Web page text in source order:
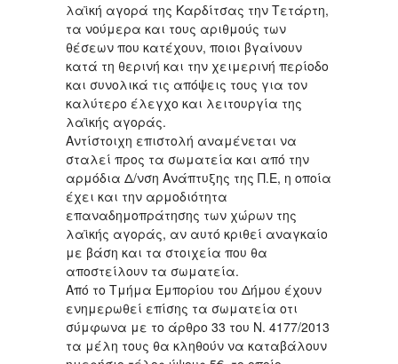
λαϊκή αγορά της Καρδίτσας την Τετάρτη,
τα νούμερα και τους αριθμούς των
θέσεων που κατέχουν, ποιοι βγαίνουν
κατά τη θερινή και την χειμερινή περίοδο
και συνολικά τις απόψεις τους για τον
καλύτερο έλεγχο και λειτουργία της
λαϊκής αγοράς.
Αντίστοιχη επιστολή αναμένεται να
σταλεί προς τα σωματεία και από την
αρμόδια Δ/νση Ανάπτυξης της Π.Ε, η οποία
έχει και την αρμοδιότητα
επαναδημοπράτησης των χώρων της
λαϊκής αγοράς, αν αυτό κριθεί αναγκαίο
με βάση και τα στοιχεία που θα
αποστείλουν τα σωματεία.
Από το Τμήμα Εμπορίου του Δήμου έχουν
ενημερωθεί επίσης τα σωματεία οτι
σύμφωνα με το άρθρο 33 του Ν. 4177/2013
τα μέλη τους θα κληθούν να καταβάλουν